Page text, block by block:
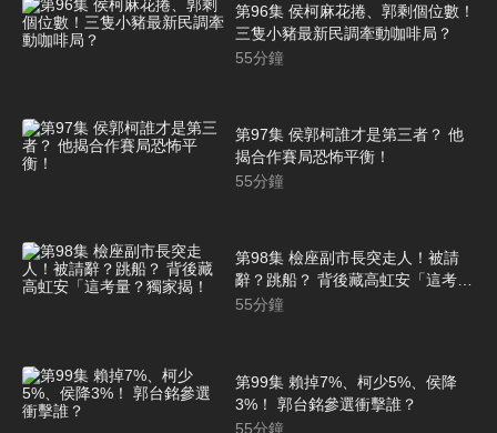
第96集 侯柯麻花捲、郭剩個位數！
三隻小豬最新民調牽動咖啡局？
55分鐘
第97集 侯郭柯誰才是第三者？ 他
揭合作賽局恐怖平衡！
55分鐘
第98集 檢座副市長突走人！被請
辭？跳船？ 背後藏高虹安「這考
量？獨家揭！
55分鐘
第99集 賴掉7%、柯少5%、侯降
3%！ 郭台銘參選衝擊誰？
55分鐘